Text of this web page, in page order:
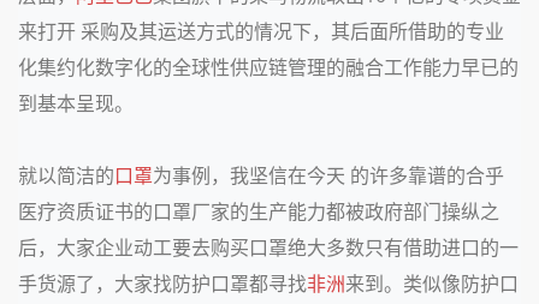
来打开 采购及其运送方式的情况下，其后面所借助的专业
化集约化数字化的全球性供应链管理的融合工作能力早已的
到基本呈现。
就以简洁的口罩为事例，我坚信在今天 的许多靠谱的合乎
医疗资质证书的口罩厂家的生产能力都被政府部门操纵之
后，大家企业动工要去购买口罩绝大多数只有借助进口的一
手货源了，大家找防护口罩都寻找非洲来到。类似像防护口